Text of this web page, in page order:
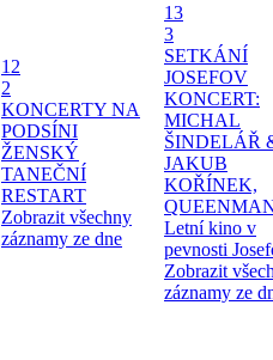
12
2
KONCERTY NA
PODSÍNI
ŽENSKÝ
TANEČNÍ
RESTART
Zobrazit všechny
záznamy ze dne
13
3
SETKÁNÍ
JOSEFOV
KONCERT:
MICHAL
ŠINDELÁŘ
JAKUB
KOŘÍNEK,
Letní kino v
pevnosti
Zobrazit
záznamy ze